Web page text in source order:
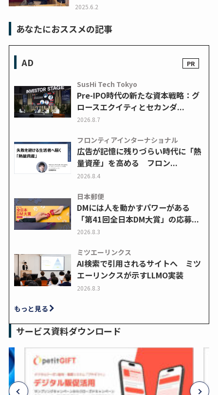
2025.6.2
あなたにおススメの記事
AD
SusHi Tech Tokyo
Pre-IPO時代の新たな資本戦略：グ
ロースエクイティとセカンダ...
2026.8.7
フロンティアインターナショナル
広告が記憶に残りづらい時代に「熱
量資産」を高める フロン...
2026.8.4
日本郵便
DMには人を動かすパワーがある
「第41回全日本DM大賞」の応募...
2026.8.3
ミツエーリンクス
AI検索で引用されるサイトへ ミツ
エーリンクスが示すLLMO実装
2026.8.3
もっと見る
サービス資料ダウンロード